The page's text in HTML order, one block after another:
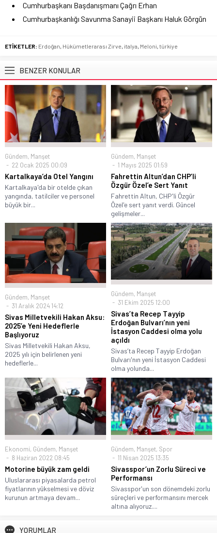
Cumhurbaşkanı Başdanışmanı Çağrı Erhan
Cumhurbaşkanlığı Savunma Sanayii Başkanı Haluk Görgün
ETİKETLER: Erdoğan, Hükümetlerarası Zirve, italya, Meloni, türkiye
BENZER KONULAR
Gündem, Manşet
22 Ocak 2025 00:09
Kartalkaya’da Otel Yangını
Kartalkaya'da bir otelde çıkan
yangında, tatilciler ve personel
büyük bir...
Gündem, Manşet
1 Mayıs 2025 01:59
Fahrettin Altun’dan CHP’li
Özgür Özel’e Sert Yanıt
Fahrettin Altun, CHP'li Özgür
Özel'e sert yanıt verdi. Güncel
gelişmeler...
Gündem, Manşet
31 Aralık 2024 14:12
Sivas Milletvekili Hakan Aksu:
2025’e Yeni Hedeflerle
Başlıyoruz
Sivas Milletvekili Hakan Aksu,
2025 yılı için belirlenen yeni
hedeflerle...
Gündem, Manşet
31 Ekim 2025 12:00
Sivas’ta Recep Tayyip
Erdoğan Bulvarı’nın yeni
İstasyon Caddesi olma yolu
açıldı
Sivas’ta Recep Tayyip Erdoğan
Bulvarı'nın yeni İstasyon Caddesi
olma yolunda...
Ekonomi, Gündem, Manşet
8 Haziran 2022 08:45
Motorine büyük zam geldi
Uluslararası piyasalarda petrol
fiyatlarının yükselmesi ve döviz
kurunun artmaya devam...
Gündem, Manşet, Spor
11 Nisan 2025 13:35
Sivasspor’un Zorlu Süreci ve
Performansı
Sivasspor'un son dönemdeki zorlu
süreçleri ve performansını mercek
altına alıyoruz....
YORUMLAR